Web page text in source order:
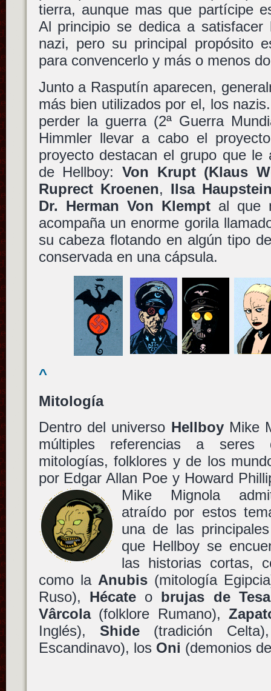
tierra, aunque mas que partícipe
Al principio se dedica a satisfacer
nazi, pero su principal propósito
para convencerlo y más o menos
Junto a Rasputín aparecen,
más bien utilizados por el, los
perder la guerra (2ª Guerra
Himmler llevar a cabo el
proyecto destacan el grupo que le
de Hellboy: Von Krupt (Klaus
Ruprect Kroenen, Ilsa
Dr. Herman Von Klemptal que
acompaña un enorme gorila
su cabeza flotando en algún tipo
conservada en una cápsula.
^
Mitología
Dentro del universo HellboyMike
múltiples referencias a seres
mitologías, folklores y de los
por Edgar Allan Poe y Howard
Mike Mignola
atraído por estos
una de las
que Hellboy se
las historias cortas,
como la Anubis(mitología
Ruso), Hécateo brujas de
Vârcola(folklore Rumano),
Inglés), Shide(tradición
Escandinavo), los Oni (demonios